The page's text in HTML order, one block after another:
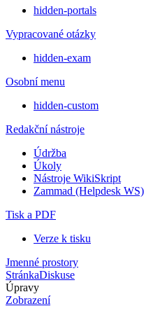
hidden-portals
Vypracované otázky
hidden-exam
Osobní menu
hidden-custom
Redakční nástroje
Údržba
Úkoly
Nástroje WikiSkript
Zammad (Helpdesk WS)
Tisk a PDF
Verze k tisku
Jmenné prostory
StránkaDiskuse
Úpravy
Zobrazení